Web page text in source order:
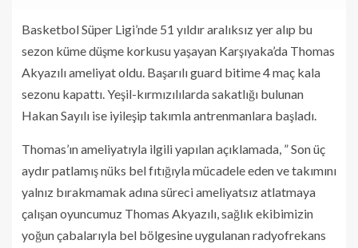
Basketbol Süper Ligi’nde 51 yıldır aralıksız yer alıp bu
sezon küme düşme korkusu yaşayan Karşıyaka’da Thomas
Akyazılı ameliyat oldu. Başarılı guard bitime 4 maç kala
sezonu kapattı. Yeşil-kırmızılılarda sakatlığı bulunan
Hakan Sayılı ise iyileşip takımla antrenmanlara başladı.
Thomas’ın ameliyatıyla ilgili yapılan açıklamada, ” Son üç
aydır patlamış nüks bel fıtığıyla mücadele eden ve takımını
yalnız bırakmamak adına süreci ameliyatsız atlatmaya
çalışan oyuncumuz Thomas Akyazılı, sağlık ekibimizin
yoğun çabalarıyla bel bölgesine uygulanan radyofrekans